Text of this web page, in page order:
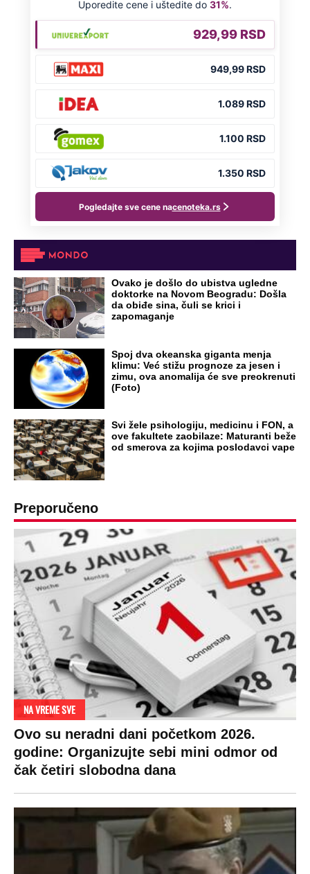
Ovako je došlo do ubistva ugledne
doktorke na Novom Beogradu: Došla
da obiđe sina, čuli se krici i
zapomaganje
Spoj dva okeanska giganta menja
klimu: Već stižu prognoze za jesen i
zimu, ova anomalija će sve preokrenuti
(Foto)
Svi žele psihologiju, medicinu i FON, a
ove fakultete zaobilaze: Maturanti beže
od smerova za kojima poslodavci vape
Preporučeno
NA VREME SVE
Ovo su neradni dani početkom 2026.
godine: Organizujte sebi mini odmor od
čak četiri slobodna dana